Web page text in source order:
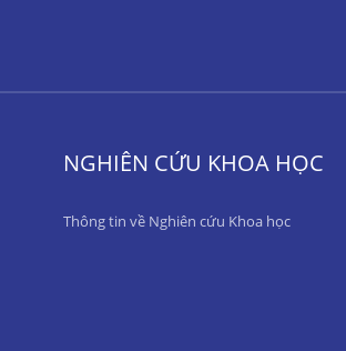
NGHIÊN CỨU KHOA HỌC
Thông tin về Nghiên cứu Khoa học